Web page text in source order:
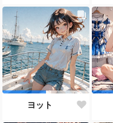
ヨット